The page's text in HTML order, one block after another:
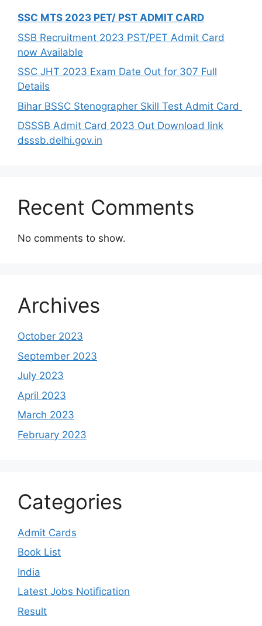
SSC MTS 2023 PET/ PST ADMIT CARD
SSB Recruitment 2023 PST/PET Admit Card
now Available
SSC JHT 2023 Exam Date Out for 307 Full
Details
Bihar BSSC Stenographer Skill Test Admit Card
DSSSB Admit Card 2023 Out Download link
dsssb.delhi.gov.in
Recent Comments
No comments to show.
Archives
October 2023
September 2023
July 2023
April 2023
March 2023
February 2023
Categories
Admit Cards
Book List
India
Latest Jobs Notification
Result